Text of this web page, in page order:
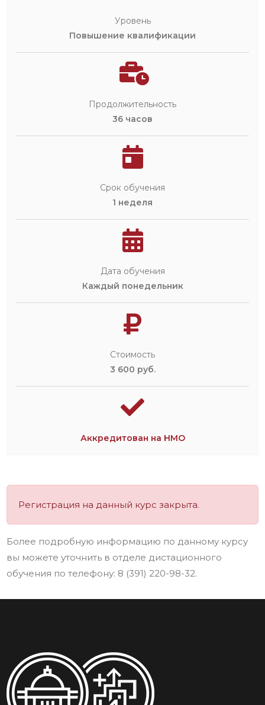
Уровень
Повышение квалификации
Продолжительность
36 часов
Срок обучения
1 неделя
Дата обучения
Каждый понедельник
Стоимость
3 600 руб.
Аккредитован на НМО
Регистрация на данный курс закрыта.
Более подробную информацию по данному курсу
вы можете уточнить в отделе дистационного
обучения по телефону: 8 (391) 220-98-32.